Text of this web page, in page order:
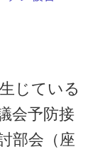
じている
会予防接
部会（座